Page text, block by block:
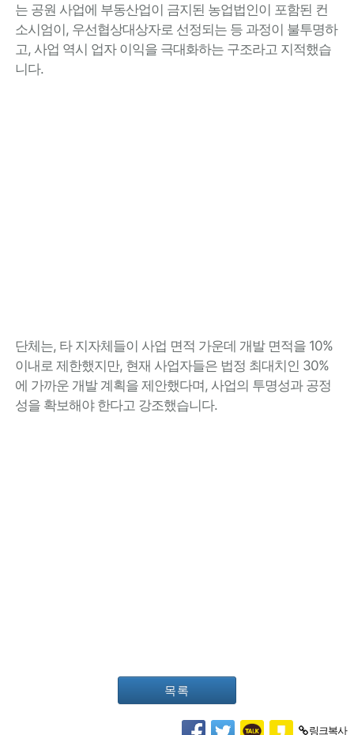
는 공원 사업에 부동산업이 금지된 농업법인이 포함된 컨
소시엄이, 우선협상대상자로 선정되는 등 과정이 불투명하
고, 사업 역시 업자 이익을 극대화하는 구조라고 지적했습
니다.
단체는, 타 지자체들이 사업 면적 가운데 개발 면적을 10%
이내로 제한했지만, 현재 사업자들은 법정 최대치인 30%
에 가까운 개발 계획을 제안했다며, 사업의 투명성과 공정
성을 확보해야 한다고 강조했습니다.
목록
링크복사